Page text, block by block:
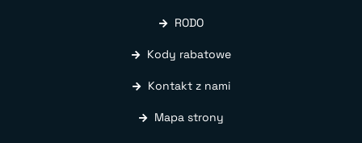
RODO
Kody rabatowe
Kontakt z nami
Mapa strony